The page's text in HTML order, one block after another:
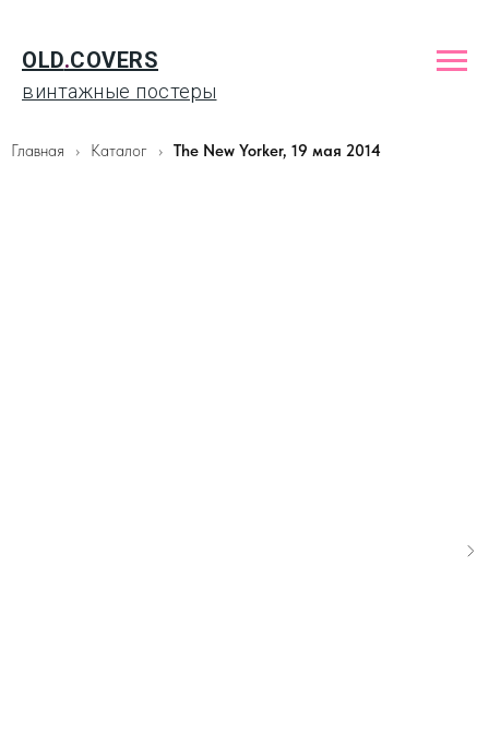
OLD.COVERS
винтажные постеры
Главная Каталог The New Yorker, 19 мая 2014